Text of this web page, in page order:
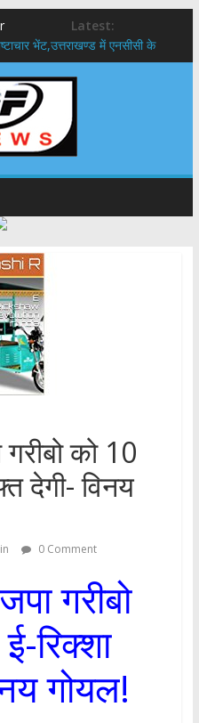
Latest:
भेंट,उत्तराखण्ड में एनसीसी के
पर हुई महत्वपूर्ण चर्चा
60% तक सब्सिडी, गंगा एक्सप्रेसवे का
की भव्य कांवड़ यात्रा; तेजस्वी
कामना
मानसून-एसईओसी से मुख्य सचिव ने
खोला जाए, लोगों को न हो दिक्कत
में अनुसंधान संरचना होगी सुदृढ,उच्च
शिक्षा मंत्री से की मुलाकात
को 10
देगी- विनय
0 Comment
गरीबो
रिक्शा
गोयल!